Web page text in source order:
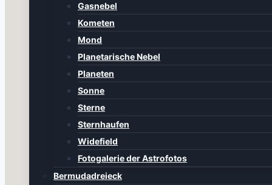
Gasnebel
Kometen
Mond
Planetarische Nebel
Planeten
Sonne
Sterne
Sternhaufen
Widefield
Fotogalerie der Astrofotos
Bermudadreieck